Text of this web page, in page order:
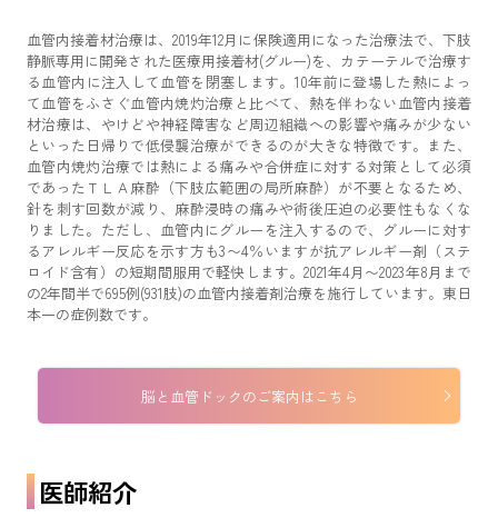
血管内接着材治療は、2019年12月に保険適用になった治療法で、下肢
静脈専用に開発された医療用接着材(グルー)を、カテーテルで治療す
る血管内に注入して血管を閉塞します。10年前に登場した熱によっ
て血管をふさぐ血管内焼灼治療と比べて、熱を伴わない血管内接着
材治療は、やけどや神経障害など周辺組織への影響や痛みが少ない
といった日帰りで低侵襲治療ができるのが大きな特徴です。また、
血管内焼灼治療では熱による痛みや合併症に対する対策として必須
であったＴＬＡ麻酔（下肢広範囲の局所麻酔）が不要となるため、
針を刺す回数が減り、麻酔浸時の痛みや術後圧迫の必要性もなくな
りました。ただし、血管内にグルーを注入するので、グルーに対す
るアレルギー反応を示す方も3〜4％いますが抗アレルギー剤（ステ
ロイド含有）の短期間服用で軽快します。2021年4月〜2023年8月まで
の2年間半で695例(931肢)の血管内接着剤治療を施行しています。東日
本一の症例数です。
脳と血管ドックのご案内はこちら
医師紹介